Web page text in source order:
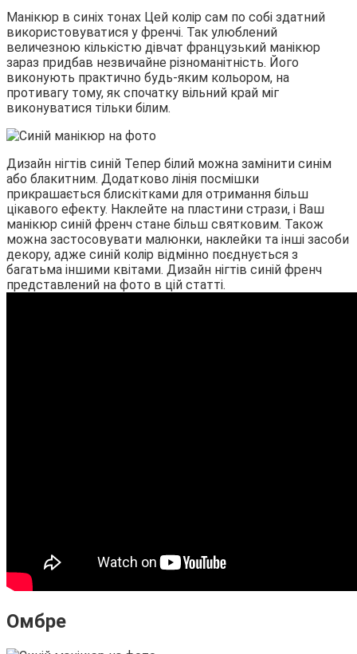
Манікюр в синіх тонах Цей колір сам по собі здатний
використовуватися у френчі. Так улюблений
величезною кількістю дівчат французький манікюр
зараз придбав незвичайне різноманітність. Його
виконують практично будь-яким кольором, на
противагу тому, як спочатку вільний край міг
виконуватися тільки білим.
Дизайн нігтів синій Тепер білий можна замінити синім
або блакитним. Додатково лінія посмішки
прикрашається блискітками для отримання більш
цікавого ефекту. Наклейте на пластини стрази, і Ваш
манікюр синій френч стане більш святковим. Також
можна застосовувати малюнки, наклейки та інші засоби
декору, адже синій колір відмінно поєднується з
багатьма іншими квітами. Дизайн нігтів синій френч
представлений на фото в цій статті.
Омбре